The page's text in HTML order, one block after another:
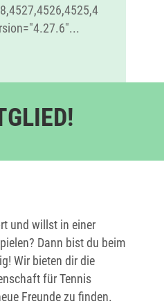
und willst in einer
Dann bist du beim
Wir bieten dir die
für Tennis
Freunde zu finden.